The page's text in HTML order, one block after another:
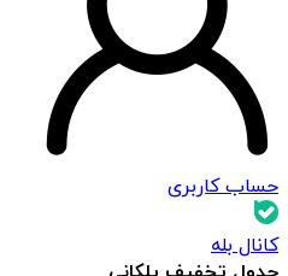
حساب کاربری
کانال بله